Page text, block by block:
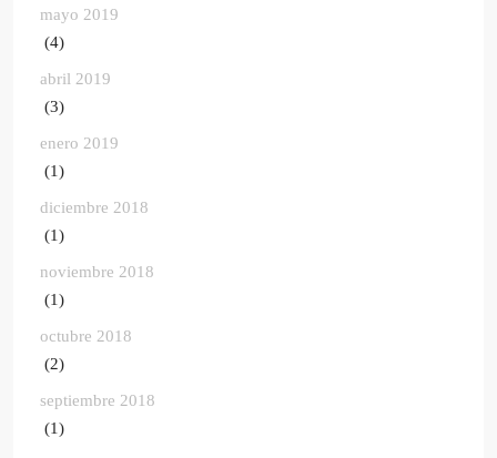
mayo 2019
(4)
abril 2019
(3)
enero 2019
(1)
diciembre 2018
(1)
noviembre 2018
(1)
octubre 2018
(2)
septiembre 2018
(1)